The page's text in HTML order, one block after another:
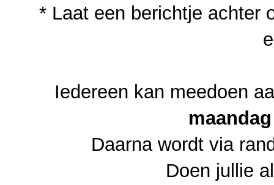
* Laat een berichtje achter
Iedereen kan meedoen
Daarna wordt via
Doen jullie